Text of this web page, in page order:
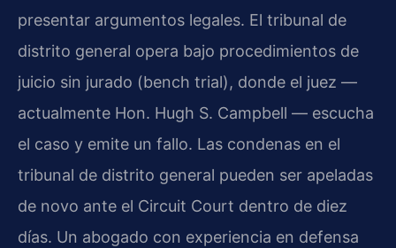
presentar argumentos legales. El tribunal de
distrito general opera bajo procedimientos de
juicio sin jurado (bench trial), donde el juez —
actualmente Hon. Hugh S. Campbell — escucha
el caso y emite un fallo. Las condenas en el
tribunal de distrito general pueden ser apeladas
de novo ante el Circuit Court dentro de diez
días. Un abogado con experiencia en defensa